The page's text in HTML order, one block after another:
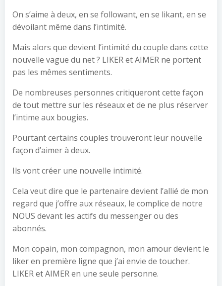
On s’aime à deux, en se followant, en se likant, en se
dévoilant même dans l’intimité.
Mais alors que devient l’intimité du couple dans cette
nouvelle vague du net ? LIKER et AIMER ne portent
pas les mêmes sentiments.
De nombreuses personnes critiqueront cette façon
de tout mettre sur les réseaux et de ne plus réserver
l’intime aux bougies.
Pourtant certains couples trouveront leur nouvelle
façon d’aimer à deux.
Ils vont créer une nouvelle intimité.
Cela veut dire que le partenaire devient l’allié de mon
regard que j’offre aux réseaux, le complice de notre
NOUS devant les actifs du messenger ou des
abonnés.
Mon copain, mon compagnon, mon amour devient le
liker en première ligne que j’ai envie de toucher.
LIKER et AIMER en une seule personne.